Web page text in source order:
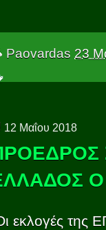
Paovardas 23
12 Μαΐου 2018
Ο
εκλογές